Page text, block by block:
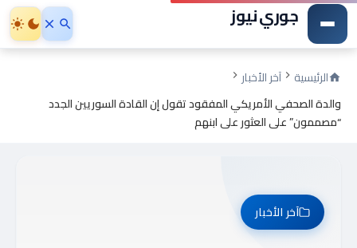
جوري نيوز
الرئيسية
آخر الأخبار
والدة الصحفي الأمريكي المفقود تقول إن القادة السوريين الجدد
“مصممون” على العثور على ابنهم
آخر الأخبار